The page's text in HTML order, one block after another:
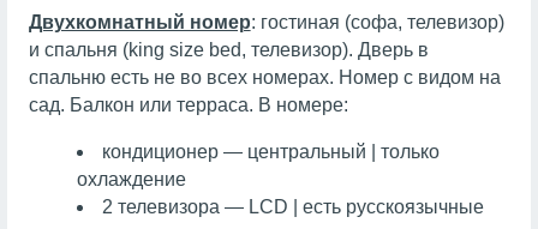
Двухкомнатный номер: гостиная (софа, телевизор)
и спальня (king size bed, телевизор). Дверь в
спальню есть не во всех номерах. Номер с видом на
сад. Балкон или терраса. В номере:
кондиционер — центральный | только
охлаждение
2 телевизора — LCD | есть русскоязычные